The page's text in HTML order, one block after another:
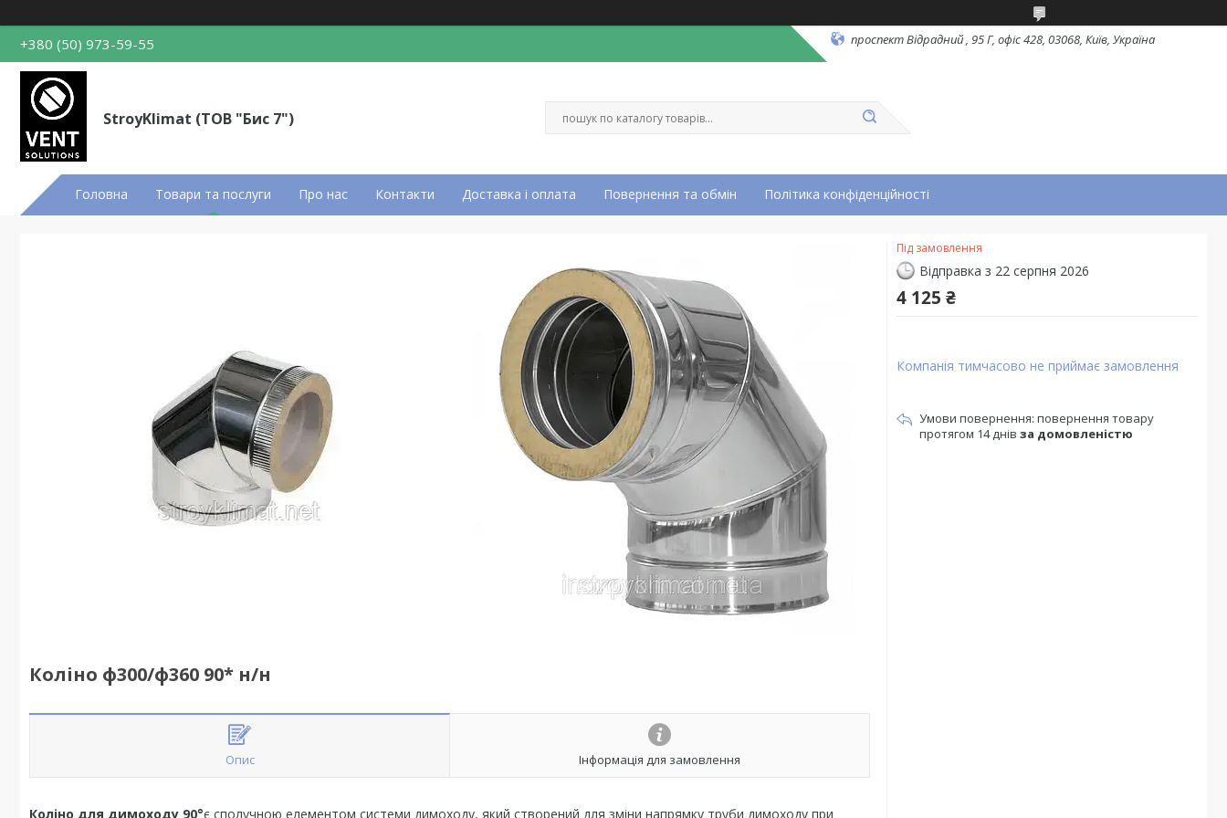
+380 (50) 973-59-55 проспект Відрадний , 95 Г, офіс 428, 03068, Київ, Україна
StroyKlimat (ТОВ "Бис 7")
Головна Товари та послуги Про нас Контакти Доставка і оплата Повернення та обмін Політика конфіденційності
Коліно ф300/ф360 90* н/н
Опис Інформація для замовлення
Коліно для димоходу 90°є сполучною елементом системи димоходу, який створений для зміни напрямку труби димоходу при
Під замовлення
Відправка з 22 серпня 2026
4 125 ₴
Компанія тимчасово не приймає замовлення
повернення товару
протягом 14 днів за домовленістю